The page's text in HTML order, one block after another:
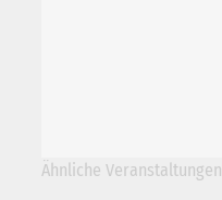
Ähnliche Veranstaltungen